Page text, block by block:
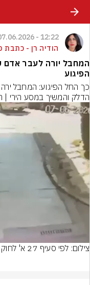
12:22 - 07.06.2026
הודיה רן - כתבת
המחבל יורה לעבר אדם
הפיגוע
הדלק והמשיך במסע הירי |
צילום: לפי סעיף 27 א' לחוק זכויות היוצרים